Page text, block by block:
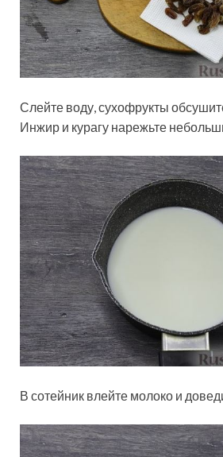
Слейте воду, сухофрукты
Инжир и курагу нарежьте
В сотейник влейте молоко и